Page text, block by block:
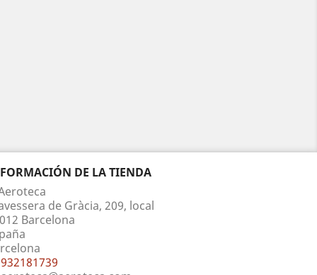
DE LA TIENDA
de Gràcia, 209, local
Barcelona
932181739